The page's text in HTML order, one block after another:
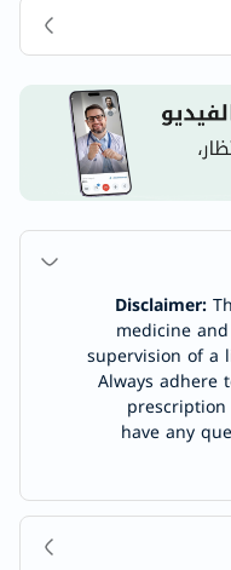
Disclaimer:
medicine
supervision of a
Always adhere
have any